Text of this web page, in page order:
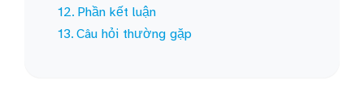
Phần kết luận
Câu hỏi thường gặp